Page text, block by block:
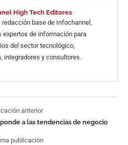
High Tech Editores
redacción base de Infochannel,
expertos de información para
del sector tecnológico,
integradores y consultores.
anterior
a las tendencias de negocio
publicación